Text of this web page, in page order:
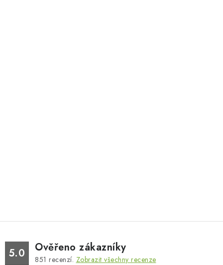
5.0 Ověřeno zákazníky
851 recenzí. Zobrazit všechny recenze